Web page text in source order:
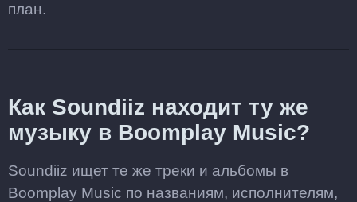
план.
Как Soundiiz находит ту же
музыку в Boomplay Music?
Soundiiz ищет те же треки и альбомы в
Boomplay Music по названиям, исполнителям,